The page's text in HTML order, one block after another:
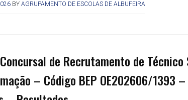
BY AGRUPAMENTO DE ESCOLAS DE ALBUFEIRA
de Recrutamento de
– Código BEP OE202606/1393